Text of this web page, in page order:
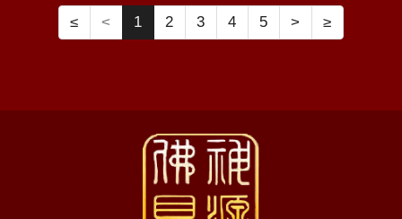
≤ < 1 2 3 4 5 > ≥